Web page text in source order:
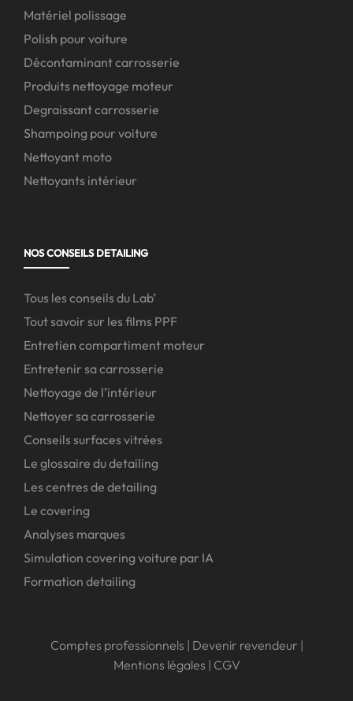
Matériel polissage
Polish pour voiture
Décontaminant carrosserie
Produits nettoyage moteur
Degraissant carrosserie
Shampoing pour voiture
Nettoyant moto
Nettoyants intérieur
NOS CONSEILS DETAILING
Tous les conseils du Lab’
Tout savoir sur les films PPF
Entretien compartiment moteur
Entretenir sa carrosserie
Nettoyage de l’intérieur
Nettoyer sa carrosserie
Conseils surfaces vitrées
Le glossaire du detailing
Les centres de detailing
Le covering
Analyses marques
Simulation covering voiture par IA
Formation detailing
Comptes professionnels | Devenir revendeur |
Mentions légales | CGV